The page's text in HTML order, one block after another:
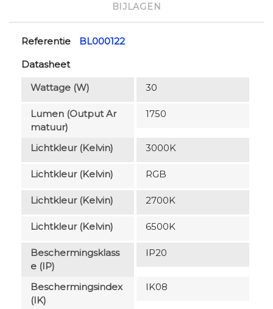
BIJLAGEN
Referentie
BL000122
Datasheet
Wattage (W)
30
Lumen (output Ar
Matuur)
1750
Lichtkleur (Kelvin) 3000K
Lichtkleur (Kelvin) RGB
Lichtkleur (Kelvin) 2700K
Lichtkleur (Kelvin) 6500K
Beschermingsklass
E (IP)
IP20
Beschermingsindex
(IK)
IK08